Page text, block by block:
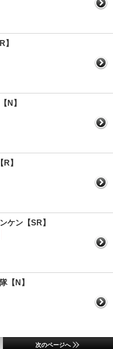
】
N】
】
ケン【SR】
【N】
次のページへ